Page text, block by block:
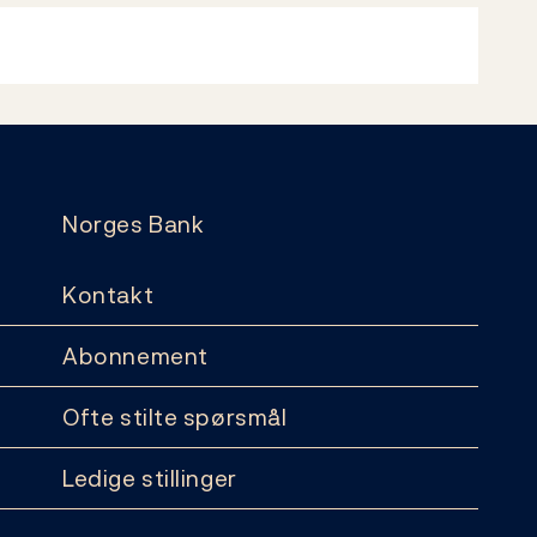
Norges Bank
Kontakt
Abonnement
Ofte stilte spørsmål
Ledige stillinger